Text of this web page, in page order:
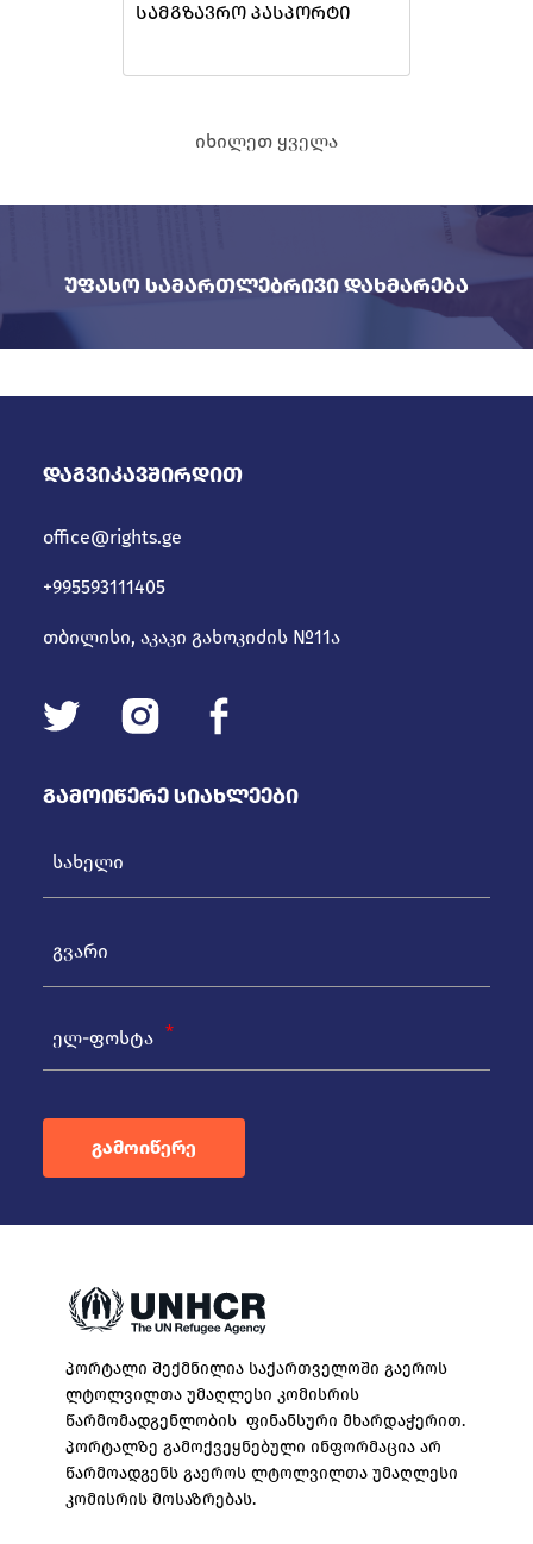
სამგზავრო პასპორტი
იხილეთ ყველა
Უფასო Სამართლებრივი Დახმარება
Დაგვიკავშირდით
office@rights.ge
+995593111405
თბილისი, აკაკი გახოკიძის №11ა
Გამოიწერე Სიახლეები
ელ-ფოსტა
გამოიწერე
პორტალი შექმნილია საქართველოში გაეროს
ლტოლვილთა უმაღლესი კომისრის
წარმომადგენლობის ფინანსური მხარდაჭერით.
პორტალზე გამოქვეყნებული ინფორმაცია არ
წარმოადგენს გაეროს ლტოლვილთა უმაღლესი
კომისრის მოსაზრებას.